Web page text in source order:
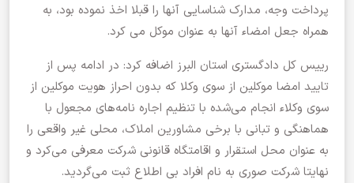
پرداخت وجه، مدارک شناسایی آنها را قبلا اخذ نموده بود، به
همراه جعل امضاء آنها به عنوان موکل می کرد.
رییس کل دادگستری استان البرز اضافه کرد: در ادامه پس از
تایید امضا موکلین از سوی وکلا که بدون احراز هویت موکلین از
سوی وکلاء انجام می‌شده با تنظیم اجاره نامه‌های مجعول با
هماهنگی و تبانی با برخی مشاورین املاک، محلی غیر واقعی را
به عنوان محل استقرار و اقامتگاه قانونی شرکت معرفی می‌کرد و
نهایتا شرکت صوری به نام افراد بی اطلاع ثبت می‌گردید.